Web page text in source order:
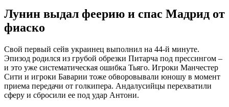
Лунин выдал феерию и спас Мадрид от
фиаско
Свой первый сейв украинец выполнил на 44-й минуте.
Эпизод родился из грубой обрезки Питарча под прессингом –
и это уже систематическая ошибка Тьяго. Игроки Манчестер
Сити и игроки Баварии тоже обворовывали юношу в момент
приема передачи от голкипера. Андалусийцы перехватили
сферу и сбросили ее под удар Антони.